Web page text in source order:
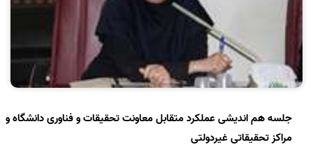
جلسه هم اندیشی عملکرد متقابل معاونت تحقیقات و فناوری دانشگاه و
مراکز تحقیقاتی غیردولتی